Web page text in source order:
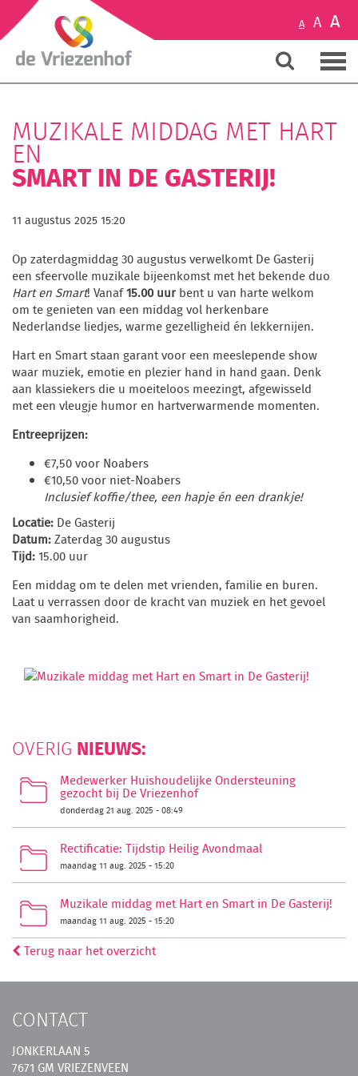
A A A
MUZIKALE MIDDAG MET HART
EN
SMART IN DE GASTERIJ!
11 augustus 2025 15:20
Op zaterdagmiddag 30 augustus verwelkomt De Gasterij
een sfeervolle muzikale bijeenkomst met het bekende duo
Hart en Smart! Vanaf15.00 uurbent u van harte welkom
om te genieten van een middag vol herkenbare
Nederlandse liedjes, warme gezelligheid én lekkernijen.
Hart en Smart staan garant voor een meeslepende show
waar muziek, emotie en plezier hand in hand gaan. Denk
aan klassiekers die u moeiteloos meezingt, afgewisseld
met een vleugje humor en hartverwarmende momenten.
Entreeprijzen:
€7,50 voor Noabers
€10,50 voor niet-Noabers
Inclusief koffie/thee, een hapje én een drankje!
Locatie: De Gasterij
Datum:Zaterdag 30 augustus
Tijd:15.00 uur
Een middag om te delen met vrienden, familie en buren.
Laat u verrassen door de kracht van muziek en het gevoel
van saamhorigheid.
OVERIG NIEUWS:
Medewerker Huishoudelijke Ondersteuning
gezocht bij De Vriezenhof
donderdag 21 aug. 2025 - 08:49
Rectificatie: Tijdstip Heilig Avondmaal
maandag 11 aug. 2025 - 15:20
Muzikale middag met Hart en Smart in De Gasterij!
maandag 11 aug. 2025 - 15:20
Terug naar het overzicht
CONTACT
JONKERLAAN 5
7671 GM VRIEZENVEEN